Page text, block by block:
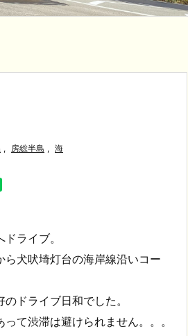
, 房総半島 , 海
ライブ。
ら犬吠埼灯台の海岸線沿いコー
ドライブ日和でした。
て渋滞は避けられません。。。